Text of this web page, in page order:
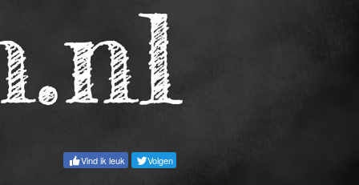
Vind ik leuk Volgen
3.18
3.67
3.64
3.54